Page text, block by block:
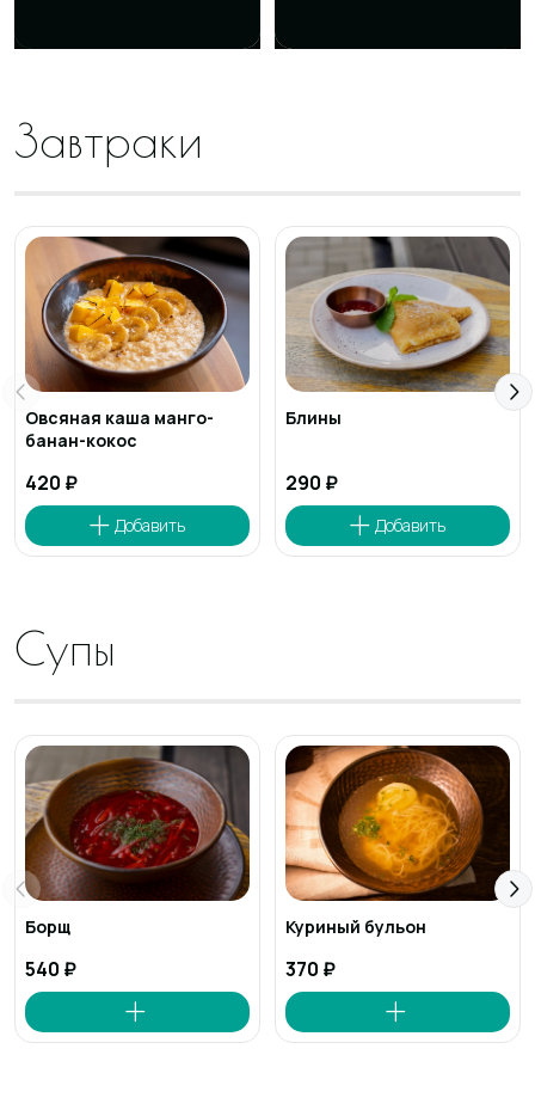
Завтраки
Овсяная каша манго-
банан-кокос
420 ₽
Блины
290 ₽
Супы
Борщ
540 ₽
Куриный бульон
370 ₽